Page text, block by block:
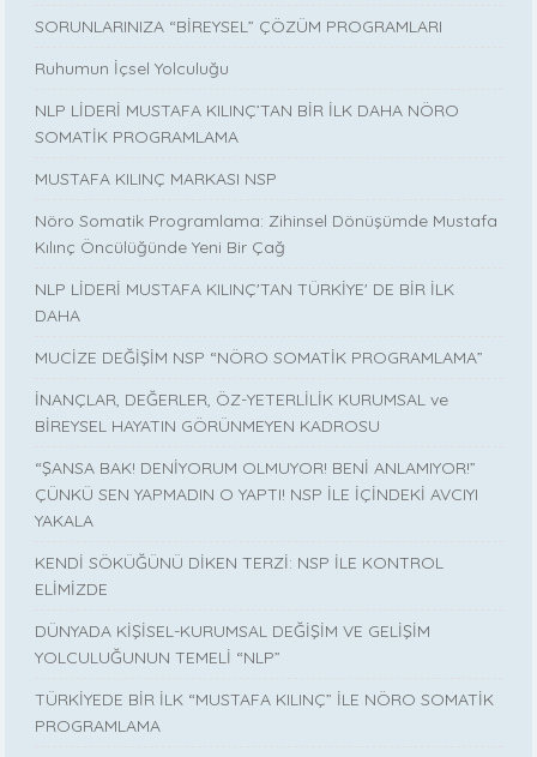
SORUNLARINIZA “BİREYSEL” ÇÖZÜM PROGRAMLARI
Ruhumun İçsel Yolculuğu
NLP LİDERİ MUSTAFA KILINÇ’TAN BİR İLK DAHA NÖRO
SOMATİK PROGRAMLAMA
MUSTAFA KILINÇ MARKASI NSP
Nöro Somatik Programlama: Zihinsel Dönüşümde Mustafa
Kılınç Öncülüğünde Yeni Bir Çağ
NLP LİDERİ MUSTAFA KILINÇ'TAN TÜRKİYE' DE BİR İLK
DAHA
MUCİZE DEĞİŞİM NSP “NÖRO SOMATİK PROGRAMLAMA”
İNANÇLAR, DEĞERLER, ÖZ-YETERLİLİK KURUMSAL ve
BİREYSEL HAYATIN GÖRÜNMEYEN KADROSU
“ŞANSA BAK! DENİYORUM OLMUYOR! BENİ ANLAMIYOR!”
ÇÜNKÜ SEN YAPMADIN O YAPTI! NSP İLE İÇİNDEKİ AVCIYI
YAKALA
KENDİ SÖKÜĞÜNÜ DİKEN TERZİ: NSP İLE KONTROL
ELİMİZDE
DÜNYADA KİŞİSEL-KURUMSAL DEĞİŞİM VE GELİŞİM
YOLCULUĞUNUN TEMELİ “NLP”
TÜRKİYEDE BİR İLK “MUSTAFA KILINÇ” İLE NÖRO SOMATİK
PROGRAMLAMA